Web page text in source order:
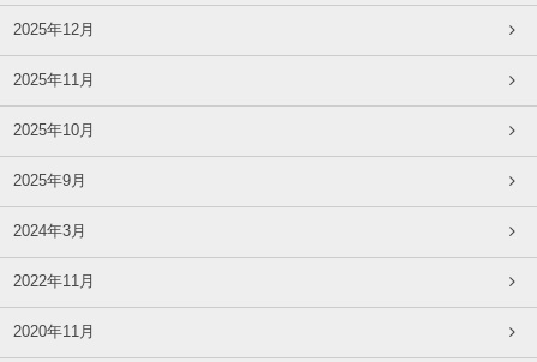
2025年12月
2025年11月
2025年10月
2025年9月
2024年3月
2022年11月
2020年11月